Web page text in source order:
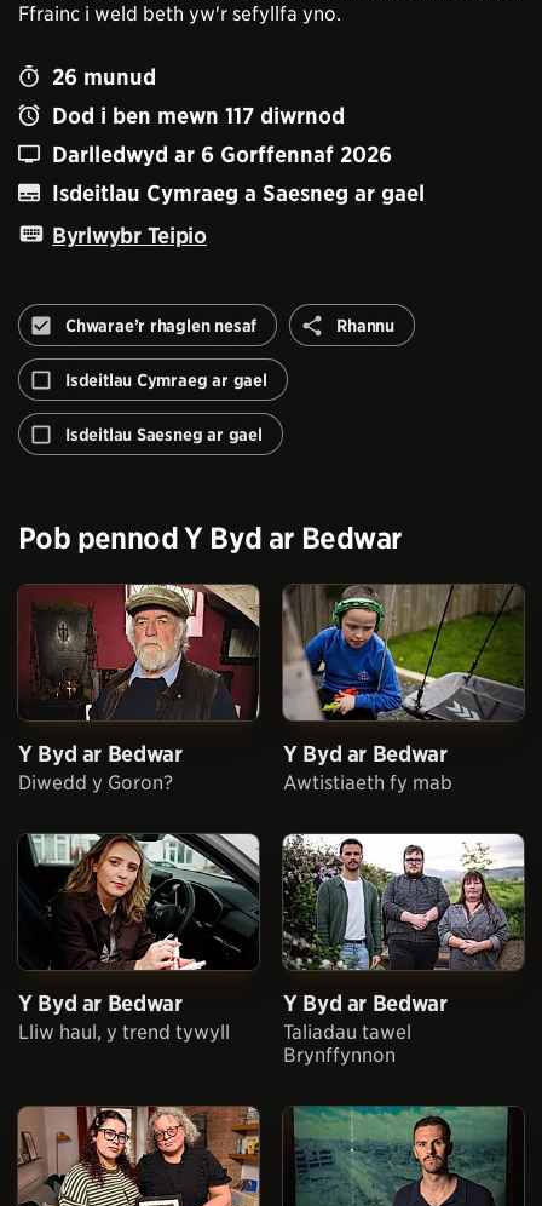
Ffrainc i weld beth yw'r sefyllfa yno.
26 munud
Dod i ben mewn 117 diwrnod
Darlledwyd ar 6 Gorffennaf 2026
Isdeitlau Cymraeg a Saesneg ar gael
Byrlwybr Teipio
Chwarae’r rhaglen nesaf
Peidiwch
â
awtomeiddio'r
rhaglen
nesaf
Rhannu Rhannu
Isdeitlau Cymraeg ar gael
Isdeitlau Saesneg ar gael
Pob pennodY Byd ar Bedwar
Y Byd ar Bedwar
Diwedd y Goron?
Y Byd ar Bedwar
Awtistiaeth fy mab
Y Byd ar Bedwar
Lliw haul, y trend tywyll
Y Byd ar Bedwar
Taliadau tawel
Brynffynnon